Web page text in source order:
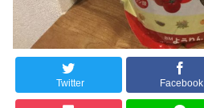
Twitter Facebook